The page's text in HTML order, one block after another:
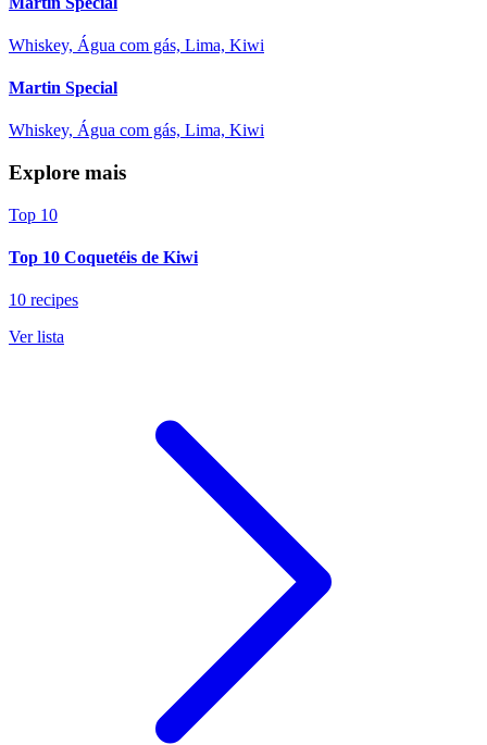
Whiskey, Água com gás, Lima, Kiwi
Martin Special
Whiskey, Água com gás, Lima, Kiwi
Explore mais
Top 10
Top 10 Coquetéis de Kiwi
10 recipes
Ver lista